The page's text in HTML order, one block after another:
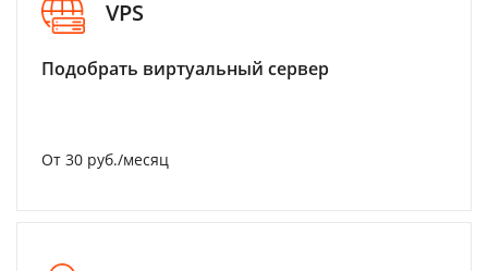
VPS
Подобрать виртуальный сервер
От 30 руб./месяц